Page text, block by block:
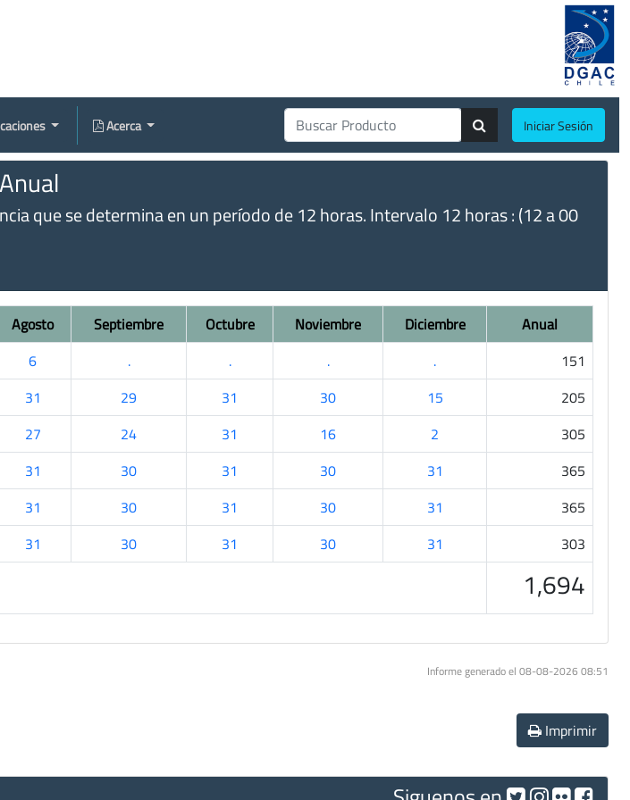
Acerca Iniciar Sesión
que se determina en un período de 12 horas. Intervalo 12 horas : (12 a 00
Agosto Septiembre Octubre Noviembre Diciembre
Anual
6 . . . .
151
31 29 31 30 15
205
27 24 31 16 2
305
31 30 31 30 31
365
31 30 31 30 31
365
31 30 31 30 31 303
1,694
Informe generado el 08-08-2026 08:51
Imprimir